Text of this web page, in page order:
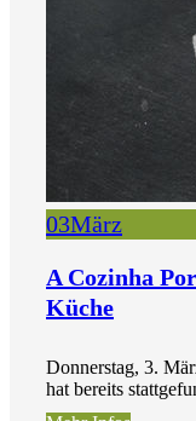
03März
A Cozinha
Küche
Donnerstag, 3.
hat bereits